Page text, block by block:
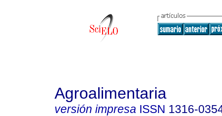
Agroalimentaria
versión impresa ISSN 1316-